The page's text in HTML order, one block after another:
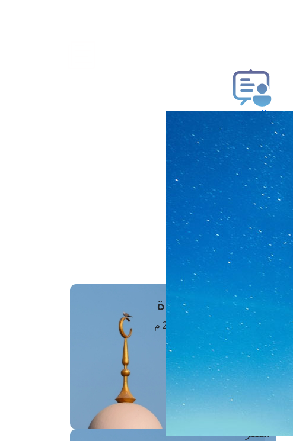
طلب فتوى
استعلام عن فتوى
حجز موعد
الفتوى الهاتفية
مَواقِيتُ الصَّـــلاة
القاهرة · 07 أغسطس 2026 م
الفجر
4 :41
الشروق
العصر